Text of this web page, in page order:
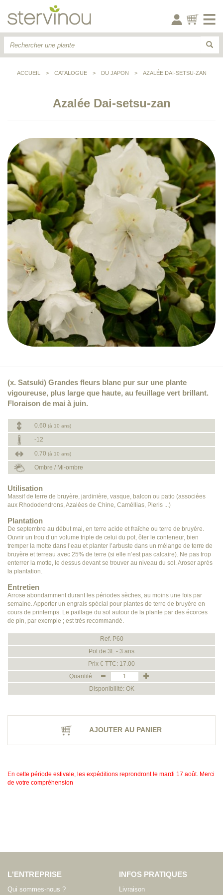
ACCUEIL > CATALOGUE > DU JAPON > AZALÉE DAI-SETSU-ZAN
Azalée Dai-setsu-zan
(x. Satsuki) Grandes fleurs blanc pur sur une plante
vigoureuse, plus large que haute, au feuillage vert brillant.
Floraison de mai à juin.
0.60 (à 10 ans)
-12
0.70 (à 10 ans)
Ombre / Mi-ombre
Utilisation
Massif de terre de bruyère, jardinière, vasque, balcon ou patio (associées
aux Rhododendrons, Azalées de Chine, Caméllias, Pieris ...)
Plantation
De septembre au début mai, en terre acide et fraîche ou terre de bruyère.
Ouvrir un trou d’un volume triple de celui du pot, ôter le conteneur, bien
tremper la motte dans l’eau et planter l’arbuste dans un mélange de terre de
bruyère et terreau avec 25% de terre (si elle n’est pas calcaire). Ne pas trop
enterrer la motte, le dessus devant se trouver au niveau du sol. Aroser après
la plantation.
Entretien
Arrose abondamment durant les périodes sèches, au moins une fois par
semaine. Apporter un engrais spécial pour plantes de terre de bruyère en
cours de printemps. Le paillage du sol autour de la plante par des écorces
de pin, par exemple ; est très recommandé.
Ref. P60
Pot de 3L - 3 ans
Prix € TTC: 17.00
Quantité:
Disponibilité: OK
AJOUTER AU PANIER
En cette période estivale, les expéditions reprondront le mardi 17 août. Merci
de votre compréhension
L'ENTREPRISE
Qui sommes-nous ?
INFOS PRATIQUES
Livraison